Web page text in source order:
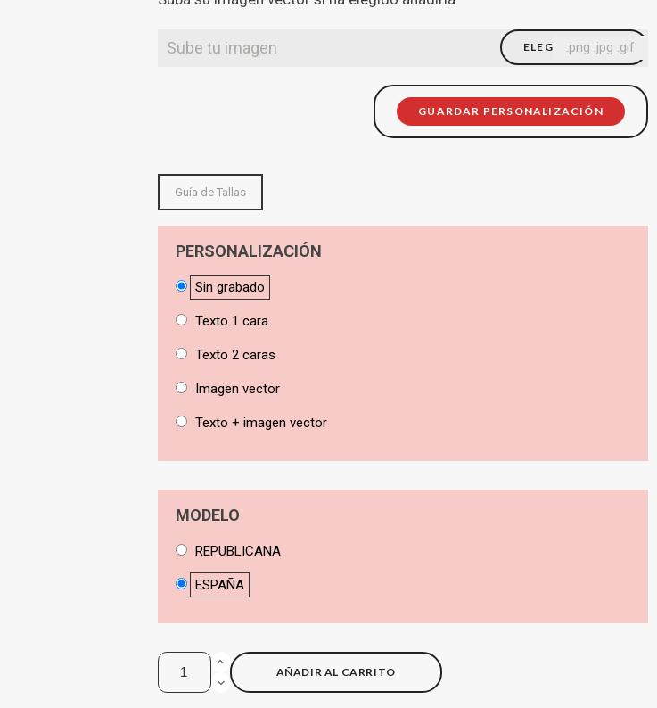
Sube tu imagen ELEGIR FICHERO
.png .jpg .gif
GUARDAR PERSONALIZACIÓN
Guía de Tallas
PERSONALIZACIÓN
Sin grabado
Texto 1 cara
Texto 2 caras
Imagen vector
Texto + imagen vector
MODELO
REPUBLICANA
ESPAÑA
AÑADIR AL CARRITO